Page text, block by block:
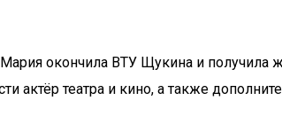
Мария окончила ВТУ Щукина и получила
актёр театра и кино, а также